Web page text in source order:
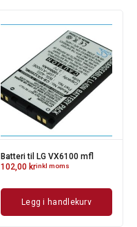
Batteri til LG VX6100 mfl
102,00 krinkl moms
Legg i handlekurv